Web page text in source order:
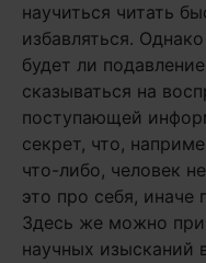
научиться читать
избавляться.
будет ли
сказываться на
поступающей
секрет, что,
что-либо, человек
это про себя, иначе
Здесь же можно
научных изысканий